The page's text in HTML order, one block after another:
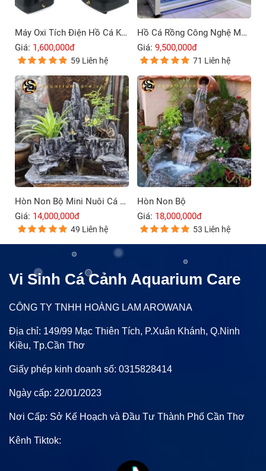
Máy Oxi Tích Điện Hồ Cá Koi Rissee ACD-30B – 80B
Giá: 1,600,000đ
59 Liên hệ
Hồ Cá Rồng Công Nghệ Mới 4 Lớp Đáy
Giá: 9,500,000đ
71 Liên hệ
Hòn Non Bộ Mini Nuôi Cá Ngoài Trời
Giá: 14,000,000đ
49 Liên hệ
Hòn Non Bộ
Giá: 18,000,000đ
53 Liên hệ
Vi Sinh Cá Cảnh Aquarium Care
CÔNG TY TNHH HOÀNG LAM AROWANA
Địa chỉ: 149/99 Mạc Thiên Tích, P.Xuân Khánh, Q.Ninh
Kiều, Tp.Cần Thơ
Giấy phép kinh doanh số: 0315828414
Ngày cấp: 22/01/2023
Nơi Cấp: Sở Kế Hoạch và Đầu Tư Thành Phố Cần Thơ
Kênh Tiktok: